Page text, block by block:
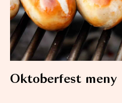
Oktoberfest meny